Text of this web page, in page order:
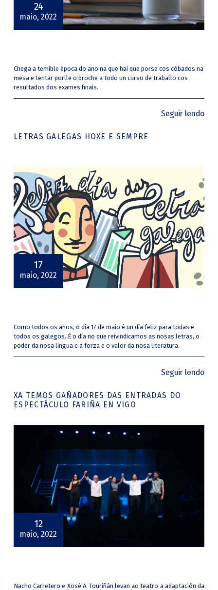
24
maio, 2022
Chega a temible época do ano na que hai que porse cos cóbados na
mesa e tentar porlle o broche a todo un curso de traballo cos
resultados dos exames finais.
Seguir lendo
LETRAS GALEGAS HOXE E SEMPRE
17
maio, 2022
Como todos os anos, o día 17 de maio é un día feliz para todas e
todos os galegos. É o día no que reivindicamos as nosas letras, o
poder da nosa lingua e a forza e o valor da nosa literatura.
Seguir lendo
XA TEMOS GAÑADORES DAS ENTRADAS DO
ESPECTÁCULO FARIÑA EN VIGO
12
maio, 2022
Nacho Carretero e Xosé A. Touriñán levan ao teatro a adaptación da